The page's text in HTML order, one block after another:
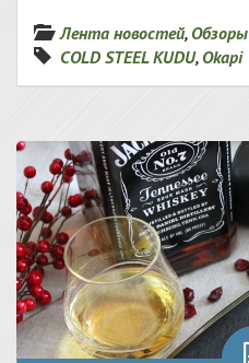
Лента новостей, Обзоры
COLD STEEL KUDU, Okapi